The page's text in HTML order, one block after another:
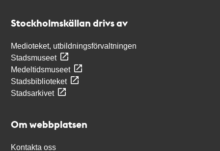
Stockholmskällan drivs av
Medioteket, utbildningsförvaltningen
Stadsmuseet
Medeltidsmuseet
Stadsbiblioteket
Stadsarkivet
Om webbplatsen
Kontakta oss